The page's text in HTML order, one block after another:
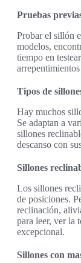
Pruebas
Probar el sillón
modelos,
tiempo en
Tipos de
Hay muchos
Se adaptan a
sillones
descanso con
Sillones
Los sillones
de posiciones.
reclinación,
para leer, ver la
excepcional.
Sillones con